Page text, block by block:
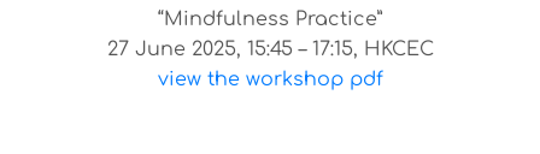
“Mindfulness Practice”
27 June 2025, 15:45 – 17:15, HKCEC
view the workshop pdf